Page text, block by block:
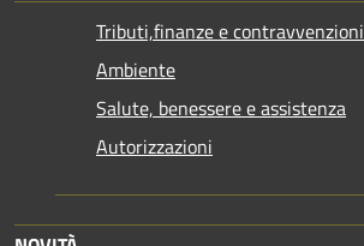
Tributi,finanze e contravvenzioni
Ambiente
Salute, benessere e assistenza
Autorizzazioni